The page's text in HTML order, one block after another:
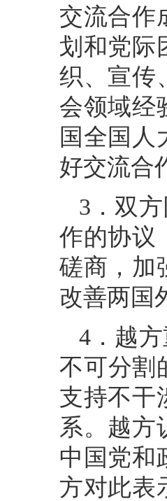
交流合作
划和党际
织、宣传
会领域经
国全国人
好交流合
3．双
作的协议
磋商，加
改善两国
4．越
不可分割
支持不干
系。越方
中国党和
方对此表